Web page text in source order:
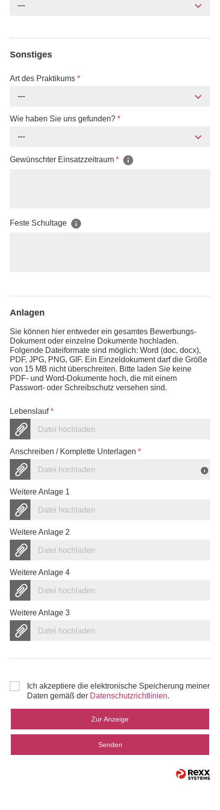
---
Sonstiges
Art des Praktikums *
---
Wie haben Sie uns gefunden? *
---
Gewünschter Einsatzzeitraum *
Feste Schultage
Anlagen
Sie können hier entweder ein gesamtes Bewerbungs-
Dokument oder einzelne Dokumente hochladen.
Folgende Dateiformate sind möglich: Word (doc, docx),
PDF, JPG, PNG, GIF. Ein Einzeldokument darf die Größe
von 15 MB nicht überschreiten. Bitte laden Sie keine
PDF- und Word-Dokumente hoch, die mit einem
Passwort- oder Schreibschutz versehen sind.
Lebenslauf*
Datei hochladen
Anschreiben / Komplette Unterlagen *
Datei hochladen
Weitere Anlage 1
Datei hochladen
Weitere Anlage 2
Datei hochladen
Weitere Anlage 4
Datei hochladen
Weitere Anlage 3
Datei hochladen
Ich akzeptiere die elektronische Speicherung meiner
Daten gemäß der Datenschutzrichtlinien.
Zur Anzeige
Senden